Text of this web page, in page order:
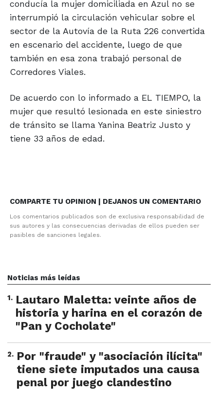
conducía la mujer domiciliada en Azul no se
interrumpió la circulación vehicular sobre el
sector de la Autovía de la Ruta 226 convertida
en escenario del accidente, luego de que
también en esa zona trabajó personal de
Corredores Viales.
De acuerdo con lo informado a EL TIEMPO, la
mujer que resultó lesionada en este siniestro
de tránsito se llama Yanina Beatriz Justo y
tiene 33 años de edad.
COMPARTE TU OPINION | DEJANOS UN COMENTARIO
Los comentarios publicados son de exclusiva responsabilidad de
sus autores y las consecuencias derivadas de ellos pueden ser
pasibles de sanciones legales.
Noticias más leídas
1. Lautaro Maletta: veinte años de
historia y harina en el corazón de
"Pan y Cocholate"
2. Por "fraude" y "asociación ilícita"
tiene siete imputados una causa
penal por juego clandestino